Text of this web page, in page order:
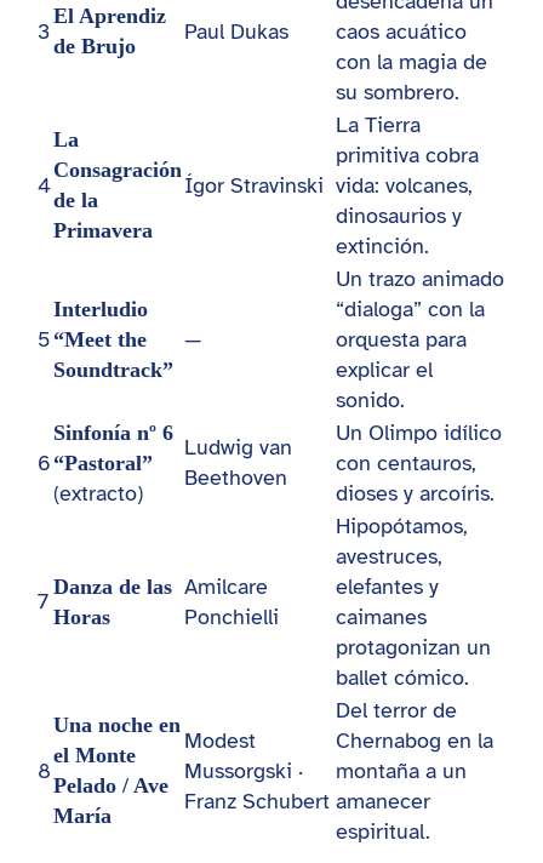
3
El Aprendiz
de Brujo
Paul Dukas
caos acuático
con la magia de
su sombrero.
4
La
Consagración
de la
Primavera
Ígor Stravinski
La Tierra
primitiva cobra
vida: volcanes,
dinosaurios y
extinción.
5
Interludio
“Meet the
Soundtrack”
—
Un trazo animado
“dialoga” con la
orquesta para
explicar el
sonido.
6
Sinfonía nº 6
“Pastoral”
(extracto)
Ludwig van
Beethoven
Un Olimpo idílico
con centauros,
dioses y arcoíris.
7
Danza de las
Horas
Amilcare
Ponchielli
Hipopótamos,
avestruces,
elefantes y
caimanes
protagonizan un
ballet cómico.
8
Una noche en
el Monte
Pelado / Ave
María
Modest
Mussorgski ·
Franz Schubert
Del terror de
Chernabog en la
montaña a un
amanecer
espiritual.